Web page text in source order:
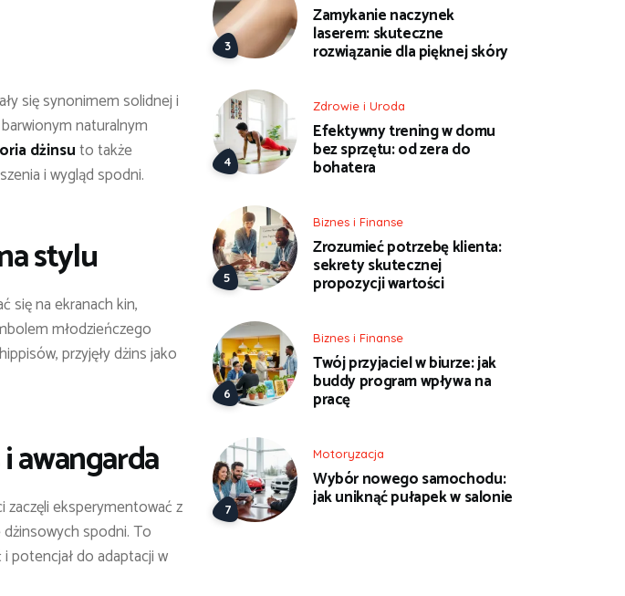
się synonimem solidnej i
naturalnym
dżinsuto także
i wygląd spodni.
stylu
się na ekranach kin,
młodzieńczego
przyjęły dżins jako
awangarda
eksperymentować z
spodni. To
potencjał do adaptacji w
Zamykanie naczynek
laserem: skuteczne
rozwiązanie dla pięknej skóry
Zdrowie i Uroda
Efektywny trening w domu
bez sprzętu: od zera do
bohatera
Biznes i Finanse
Zrozumieć potrzebę klienta:
sekrety skutecznej
propozycji wartości
Biznes i Finanse
Twój przyjaciel w biurze: jak
buddy program wpływa na
pracę
Motoryzacja
Wybór nowego samochodu:
jak uniknąć pułapek w salonie